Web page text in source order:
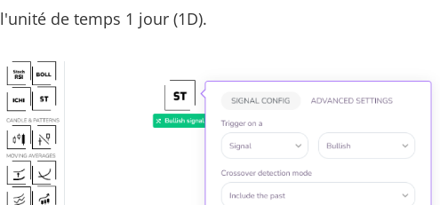
l'unité de temps 1 jour (1D).